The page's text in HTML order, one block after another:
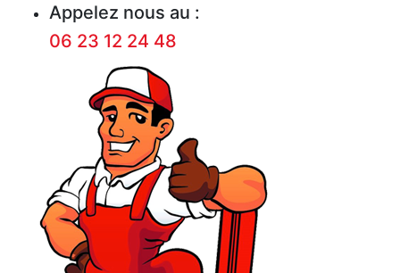
Appelez nous au :
06 23 12 24 48